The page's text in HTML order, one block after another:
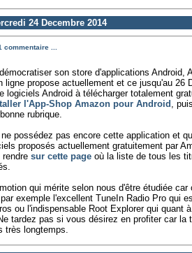
24 Decembre 2014
commentaire ...
son store d'applications Android,
ligne propose actuellement et ce jusqu'au 26
logiciels Android à télécharger totalement
l'App-Shop Amazon pour Android ,
rubrique.
possédez pas encore cette application et
proposés actuellement gratuitement par
sur cette pageoù la liste de tous les
qui mérite selon nous d'être étudiée
exemple l'excellent TuneIn Radio Pro qui
ou l'indispensable Root Explorer qui quant
tardez pas si vous désirez en profiter car la
très longtemps.